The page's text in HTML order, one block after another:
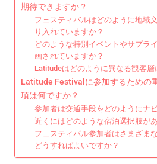
期待できますか？
フェスティバルはどのように地域
り入れていますか？
どのような特別イベントやサプラ
画されていますか？
Latitudeはどのように異なる観客層
Latitude Festivalに参加するための
項は何ですか？
参加者は交通手段をどのようにナ
近くにはどのような宿泊選択肢が
フェスティバル参加者はさまざま
どうすればよいですか？